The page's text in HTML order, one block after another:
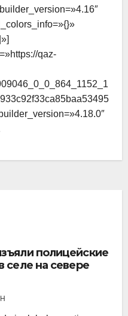
qaz-
полицейские
селе на севере